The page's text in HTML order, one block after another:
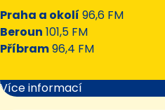
Praha a okolí 96,6 FM
Beroun 101,5 FM
Příbram96,4 FM
Více informací